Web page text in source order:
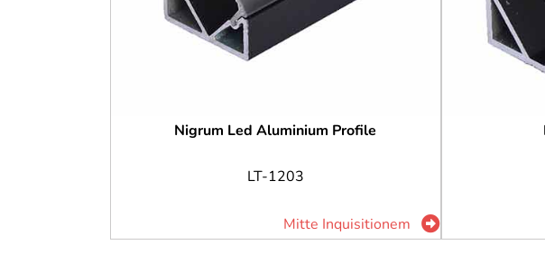
Nigrum Led Aluminium Profile
LT-1203
Mitte Inquisitionem